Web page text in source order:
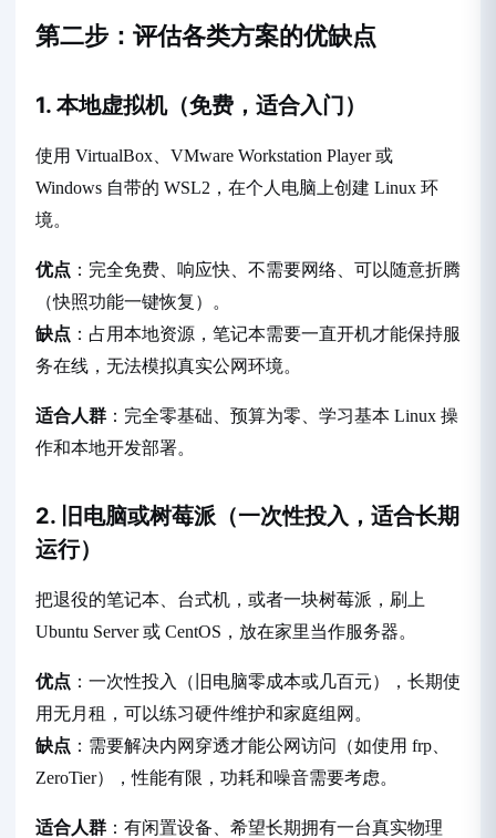
第二步：评估各类方案的优缺点
1. 本地虚拟机（免费，适合入门）
使用 VirtualBox、VMware Workstation Player 或
Windows 自带的 WSL2，在个人电脑上创建 Linux 环
境。
优点 ：完全免费、响应快、不需要网络、可以随意折腾
（快照功能一键恢复）。
缺点 ：占用本地资源，笔记本需要一直开机才能保持服
务在线，无法模拟真实公网环境。
适合人群 ：完全零基础、预算为零、学习基本 Linux 操
作和本地开发部署。
2. 旧电脑或树莓派（一次性投入，适合长期
运行）
把退役的笔记本、台式机，或者一块树莓派，刷上
Ubuntu Server 或 CentOS，放在家里当作服务器。
优点 ：一次性投入（旧电脑零成本或几百元），长期使
用无月租，可以练习硬件维护和家庭组网。
缺点 ：需要解决内网穿透才能公网访问（如使用 frp、
ZeroTier），性能有限，功耗和噪音需要考虑。
适合人群 ：有闲置设备、希望长期拥有一台真实物理